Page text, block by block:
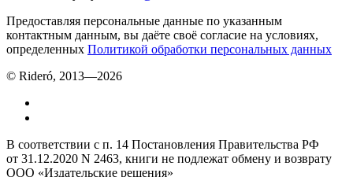
Предоставляя персональные данные по указанным
контактным данным, вы даёте своё согласие на условиях,
определенных Политикой обработки персональных данных
© Rideró, 2013—2026
В соответствии с п. 14 Постановления Правительства РФ
от 31.12.2020 N 2463, книги не подлежат обмену и возврату
ООО «Издательские решения»